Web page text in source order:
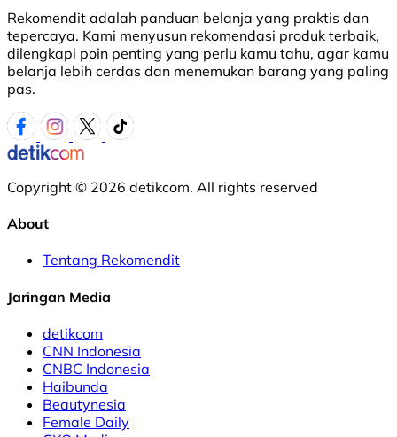
Rekomendit adalah panduan belanja yang praktis dan
tepercaya. Kami menyusun rekomendasi produk terbaik,
dilengkapi poin penting yang perlu kamu tahu, agar kamu
belanja lebih cerdas dan menemukan barang yang paling
pas.
Copyright © 2026 detikcom. All rights reserved
About
Tentang Rekomendit
Jaringan Media
detikcom
CNN Indonesia
CNBC Indonesia
Haibunda
Beautynesia
Female Daily